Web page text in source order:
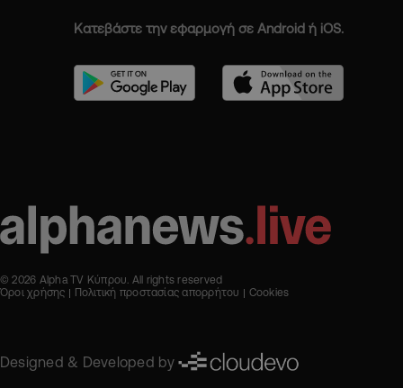
Κατεβάστε την εφαρμογή σε Android ή iOS.
© 2026 Alpha TV Κύπρου. All rights reserved
Όροι χρήσης
Πολιτική προστασίας απορρήτου Cookies
Designed & Developed by